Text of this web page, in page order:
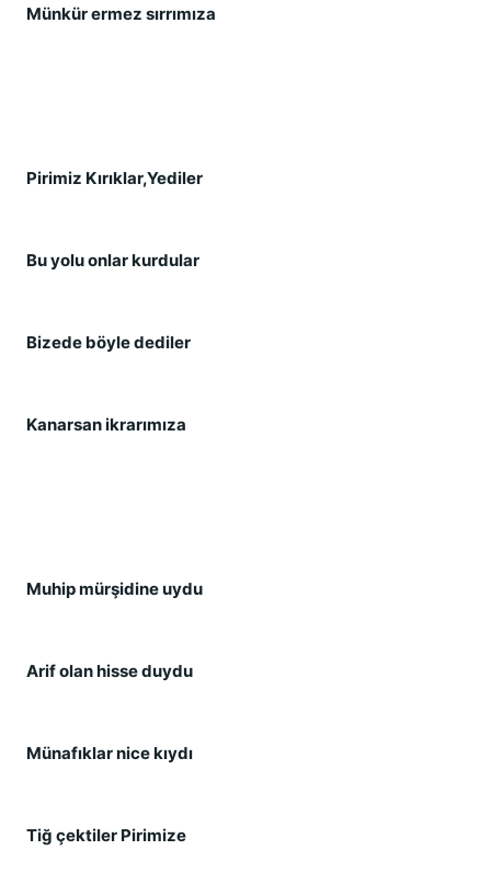
Münkür ermez sırrımıza
Pirimiz Kırıklar,Yediler
Bu yolu onlar kurdular
Bizede böyle dediler
Kanarsan ikrarımıza
Muhip mürşidine uydu
Arif olan hisse duydu
Münafıklar nice kıydı
Tiğ çektiler Pirimize